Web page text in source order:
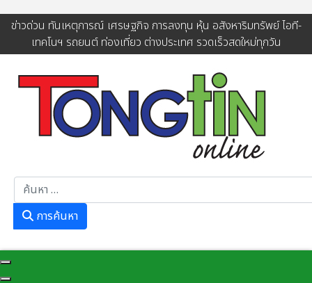
ข่าวด่วน ทันเหตุการณ์ เศรษฐกิจ การลงทุน หุ้น อสังหาริมทรัพย์ ไอที-
เทคโนฯ รถยนต์ ท่องเที่ยว ต่างประเทศ รวดเร็วสดใหม่ทุกวัน
การค้นหา